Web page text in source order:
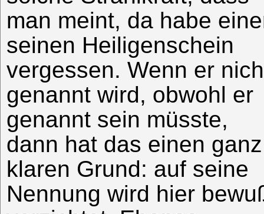
man meint, da habe
seinen Heiligenschein
vergessen. Wenn er
genannt wird, obwohl er
genannt sein müsste,
dann hat das einen ganz
klaren Grund: auf seine
Nennung wird hier